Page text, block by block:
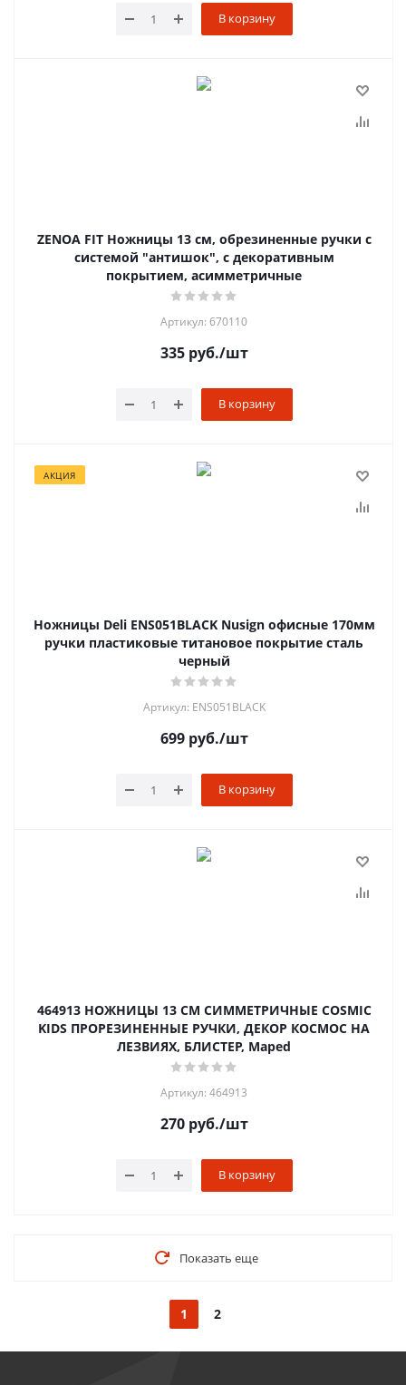
В корзину
ZENOA FIT Ножницы 13 см, обрезиненные ручки с
системой "антишок", с декоративным
покрытием, асимметричные
Артикул: 670110
335руб./шт
В корзину
АКЦИЯ
Ножницы Deli ENS051BLACK Nusign офисные 170мм
ручки пластиковые титановое покрытие сталь
черный
Артикул: ENS051BLACK
699руб./шт
В корзину
464913 НОЖНИЦЫ 13 СМ СИММЕТРИЧНЫЕ COSMIC
KIDS ПРОРЕЗИНЕННЫЕ РУЧКИ, ДЕКОР КОСМОС НА
ЛЕЗВИЯХ, БЛИСТЕР, Maped
Артикул: 464913
270руб./шт
В корзину
Показать еще
1 2